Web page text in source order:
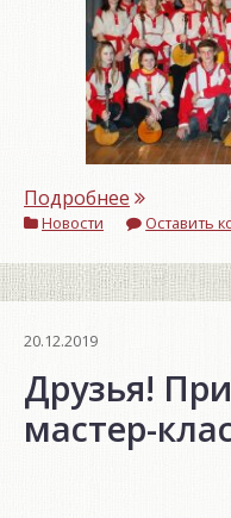
Подробнее «Тверской
60-
летием
Новости Оставить
20.12.2019
Друзья!
мастер-